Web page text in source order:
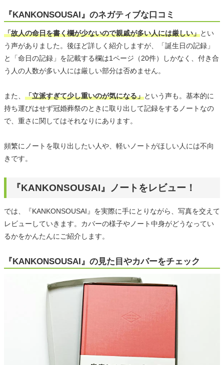
『KANKONSOUSAI』のネガティブな口コミ
「故人の命日を書く欄が少ないので親戚が多い人には厳しい」とい
う声がありました。後ほど詳しく紹介しますが、「誕生日の記録」
と「命日の記録」を記載する欄は1ページ（20件）しかなく、付き合
う人の人数が多い人には厳しい部分は否めません。
また、 「立派すぎて少し重いのが気になる」という声も。基本的に
持ち運びはせず冠婚葬祭のときに取り出して記録をするノートなの
で、重さに関してはそれなりにあります。
頻繁にノートを取り出したい人や、軽いノートがほしい人には不向
きです。
『KANKONSOUSAI』ノートをレビュー！
では、『KANKONSOUSAI』を実際に手にとりながら、写真を交えて
レビューしていきます。カバーの様子やノート中身がどうなってい
るかをかんたんにご紹介します。
『KANKONSOUSAI』の見た目やカバーをチェック